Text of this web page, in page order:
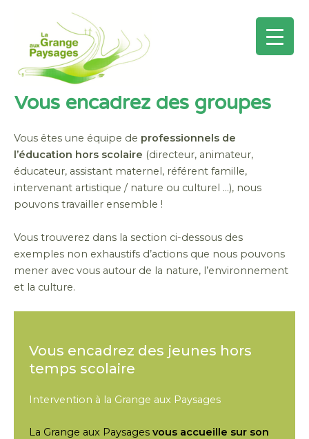
Aller
contenu
Vous encadrez des groupes
Vous êtes une équipe de professionnels de
l’éducation hors scolaire (directeur, animateur,
éducateur, assistant maternel, référent famille,
intervenant artistique / nature ou culturel …), nous
pouvons travailler ensemble !
Vous trouverez dans la section ci-dessous des
exemples non exhaustifs d’actions que nous pouvons
mener avec vous autour de la nature, l’environnement
et la culture.
Vous encadrez des jeunes hors
temps scolaire
Intervention à la Grange aux Paysages
La Grange aux Paysages vous accueille sur son